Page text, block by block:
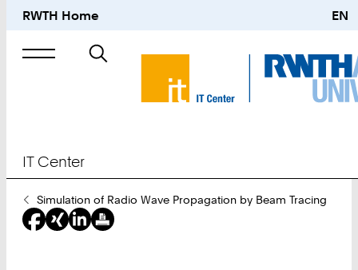
RWTH Home EN
Suche
nach
IT Center
Sie
sind
hier:
Simulation of Radio Wave Propagation by Beam Tracing